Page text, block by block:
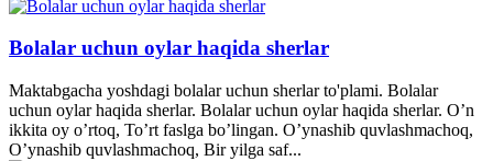
Bolalar uchun oylar haqida sherlar
Maktabgacha yoshdagi bolalar uchun sherlar to'plami. Bolalar
uchun oylar haqida sherlar. Bolalar uchun oylar haqida sherlar. O’n
ikkita oy o’rtoq, To’rt faslga bo’lingan. O’ynashib quvlashmachoq,
O’ynashib quvlashmachoq, Bir yilga saf...